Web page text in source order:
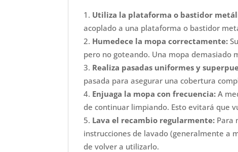
Utiliza la plataforma o bastidor
acoplado a una plataforma o bastidor
Humedece la mopa correctamente:
pero no goteando. Una mopa demasiado
Realiza pasadas uniformes y
pasada para asegurar una cobertura
Enjuaga la mopa con frecuencia: A
de continuar limpiando. Esto evitará que
Lava el recambio regularmente: Para
instrucciones de lavado (generalmente a
de volver a utilizarlo.